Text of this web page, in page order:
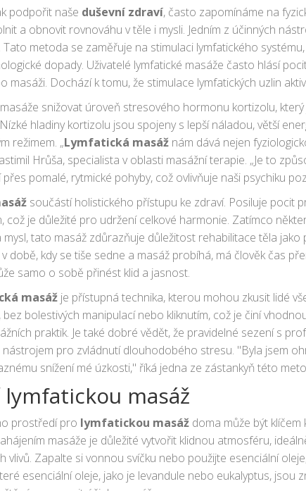
podpořit naše duševní zdraví, často zapomínáme na
a obnovit rovnováhu v těle i mysli. Jedním z účinných
. Tato metoda se zaměřuje na stimulaci lymfatického
dopady. Uživatelé lymfatické masáže často hlásí
masáži. Dochází k tomu, že stimulace lymfatických uzlin
zklidnění a meditativnímu stavu.
snižovat úroveň stresového hormonu kortizolu, který
hladiny kortizolu jsou spojeny s lepší náladou, větší
režimem. „Lymfatická masáž nám dává nejen
Hrůša, specialista v oblasti masážní terapie. „Je to
pomalé, rytmické pohyby, což ovlivňuje naši psychiku
součástí holistického přístupu ke zdraví. Posiluje pocit
což je důležité pro udržení celkové harmonie. Zatímco
tato masáž zdůrazňuje důležitost rehabilitace těla jako
době, kdy se tiše sedne a masáž probíhá, má člověk čas
samo o sobě přinést klid a jasnost.
masáž je přístupná technika, kterou mohou zkusit lidé
bez bolestivých manipulací nebo kliknutím, což je činí
praktik. Je také dobré vědět, že pravidelné sezení s
pro zvládnutí dlouhodobého stresu. "Byla jsem
snížení mé úzkosti," říká jedna ze zástankyň této
pohodě prostřednictvím pouhé dotykové terapie.
masáž
prostředí pro lymfatickou masáž doma může být klíčem
masáže je důležité vytvořit klidnou atmosféru,
vlivů. Zapalte si vonnou svíčku nebo použijte esenciální
esenciální oleje, jako je levandule nebo eukalyptus, jsou